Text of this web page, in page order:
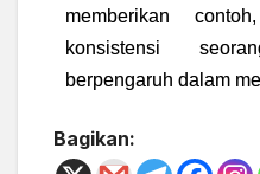
memberikan
konsistensi
berpengaruh dalam
Bagikan: